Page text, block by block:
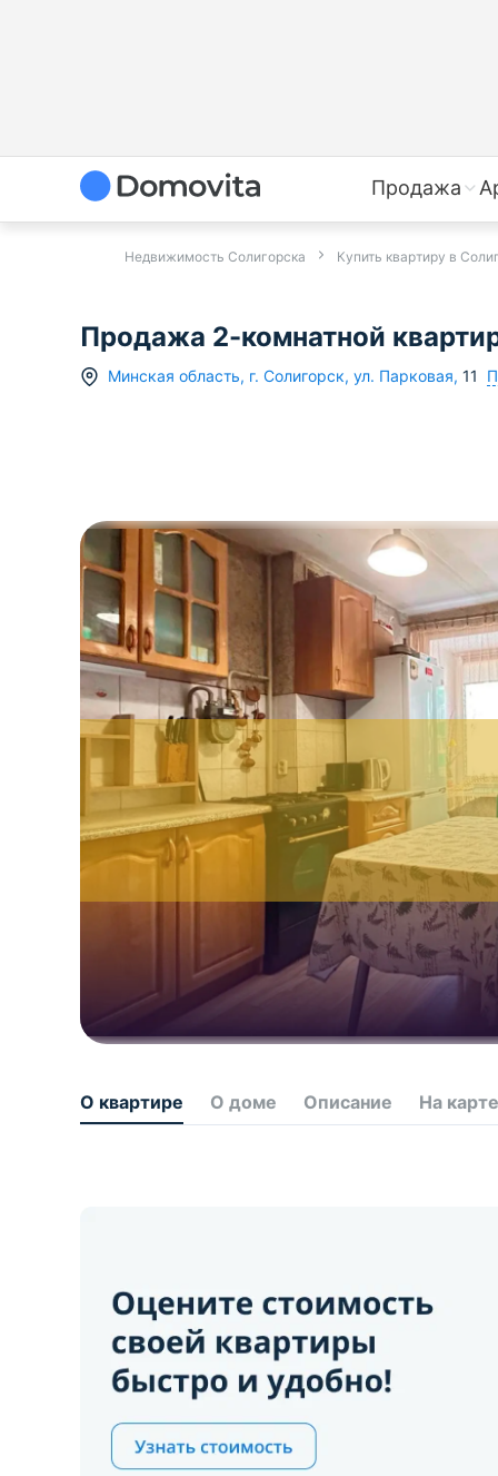
Продажа
Недвижимость Солигорска Купить квартиру в
Продажа 2-комнатной
Минская область, г. Солигорск, ул. Парковая, 11
О квартире О доме Описание На карте